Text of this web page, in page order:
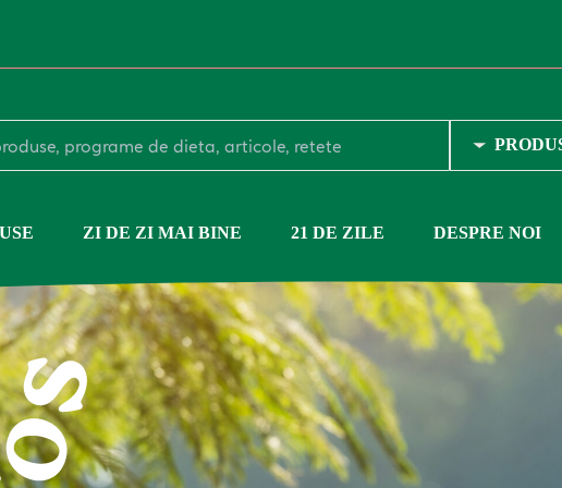
ZI DE ZI MAI BINE 21 DE ZILE DESPRE NOI
presupun un nivel foarte bun de auto-cunoaștere și de stăpânire de
Lipă nici că nu poate fi altfel! Pe blogul SanoVita te ajută cu idei și sfaturi